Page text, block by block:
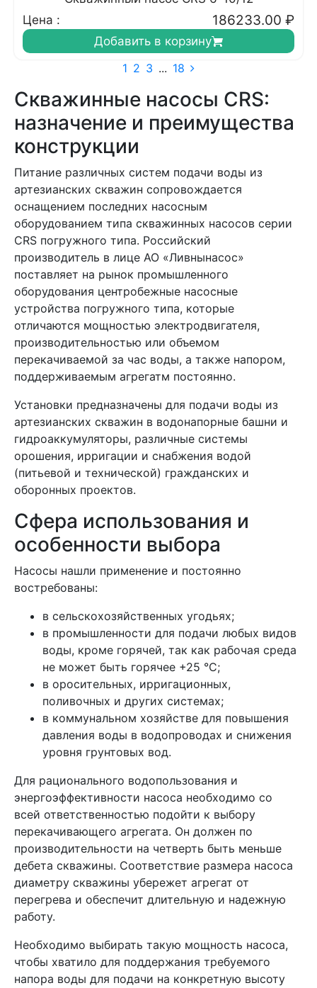
Цена :
186233.00 ₽
Добавить в корзину
1 2 3 ... 18
Скважинные насосы CRS:
назначение и преимущества
конструкции
Питание различных систем подачи воды из
артезианских скважин сопровождается
оснащением последних насосным
оборудованием типа скважинных насосов серии
CRS погружного типа. Российский
производитель в лице АО «Ливнынасос»
поставляет на рынок промышленного
оборудования центробежные насосные
устройства погружного типа, которые
отличаются мощностью электродвигателя,
производительностью или объемом
перекачиваемой за час воды, а также напором,
поддерживаемым агрегатм постоянно.
Установки предназначены для подачи воды из
артезианских скважин в водонапорные башни и
гидроаккумуляторы, различные системы
орошения, ирригации и снабжения водой
(питьевой и технической) гражданских и
оборонных проектов.
Сфера использования и
особенности выбора
Насосы нашли применение и постоянно
востребованы:
в сельскохозяйственных угодьях;
в промышленности для подачи любых видов
воды, кроме горячей, так как рабочая среда
не может быть горячее +25 °C;
в оросительных, ирригационных,
поливочных и других системах;
в коммунальном хозяйстве для повышения
давления воды в водопроводах и снижения
уровня грунтовых вод.
Для рационального водопользования и
энергоэффективности насоса необходимо со
всей ответственностью подойти к выбору
перекачивающего агрегата. Он должен по
производительности на четверть быть меньше
дебета скважины. Соответствие размера насоса
диаметру скважины убережет агрегат от
перегрева и обеспечит длительную и надежную
работу.
Необходимо выбирать такую мощность насоса,
чтобы хватило для поддержания требуемого
напора воды для подачи на конкретную высоту